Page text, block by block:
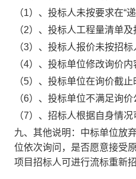
（1） 、投标人未按要求在“
（2） 、投标人工程量清单及
（3） 、投标人报价未按招
（4） 、投标单位修改询价
（5） 、投标单位在询价截
（6）、投标单位不满足询价
（7） 、 招标人根据自身情
九、 其他说明： 中标单位放
位依次询问，是否愿意接受
项目招标人可进行流标重新